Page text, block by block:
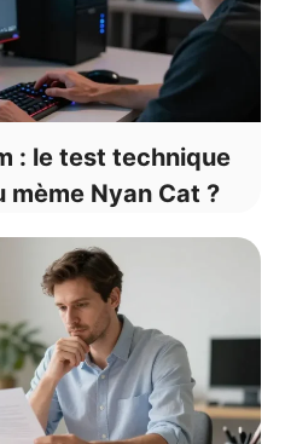
: le test technique
mème Nyan Cat ?